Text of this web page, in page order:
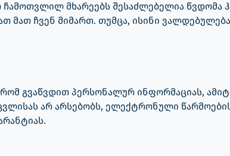
მხარეებს შესაძლებელია წვდომა
მათ ჩვენ მიმართ. თუმცა, ისინი
გვაწვდით პერსონალურ ინფორმაციას,
არ არსებობს, ელექტრონული